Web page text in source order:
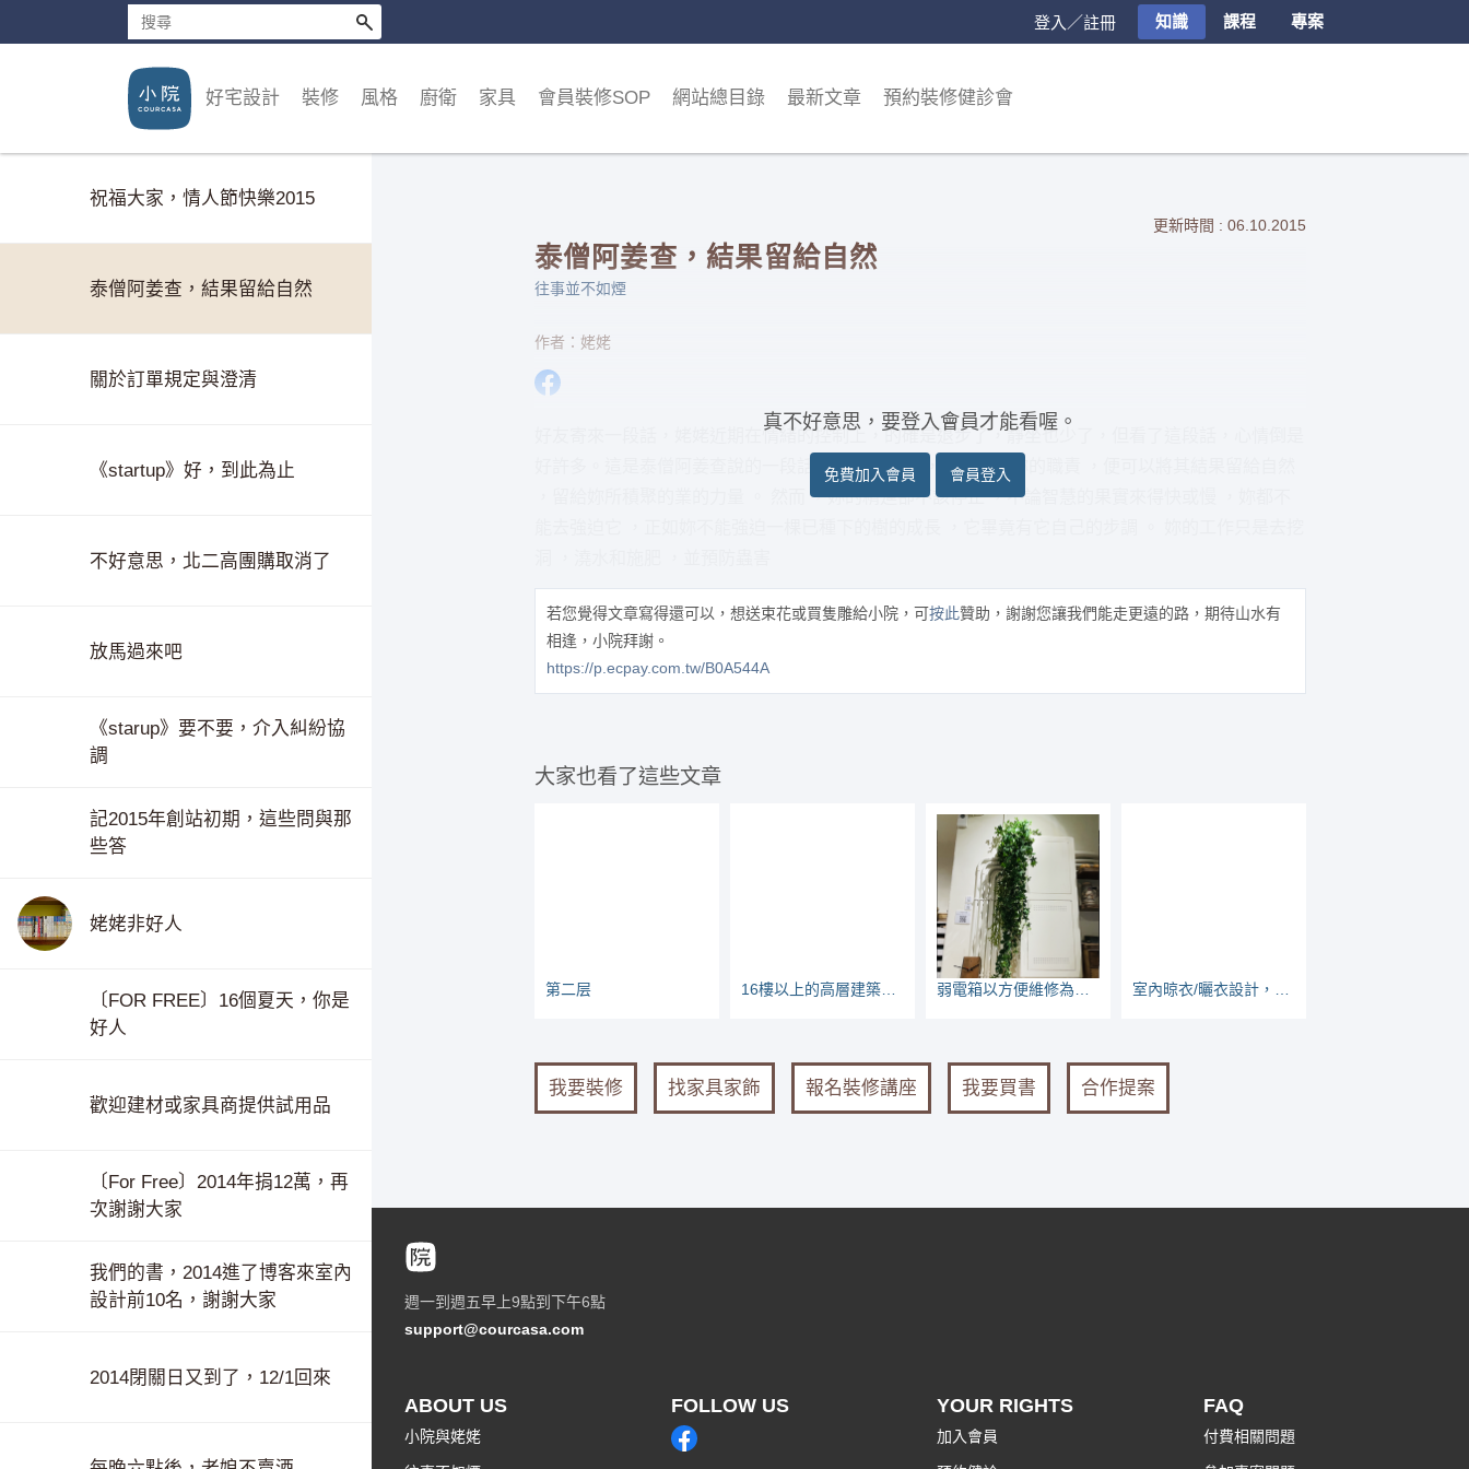
登入／註冊 知識 課程 專案
好宅設計 裝修 風格 廚衛 家具 會員裝修SOP 網站總目錄 最新文章 預約裝修健診會
當我站在一群人的對面時
祝福大家，情人節快樂2015
泰僧阿姜查，結果留給自然
關於訂單規定與澄清
《startup》好，到此為止
不好意思，北二高團購取消了
放馬過來吧
《starup》要不要，介入糾紛協
調
記2015年創站初期，這些問與那
些答
姥姥非好人
〔FOR FREE〕16個夏天，你是
好人
歡迎建材或家具商提供試用品
〔For Free〕2014年捐12萬，再
次謝謝大家
我們的書，2014進了博客來室內
設計前10名，謝謝大家
2014閉關日又到了，12/1回來
更新時間 : 06.10.2015
泰僧阿姜查，結果留給自然
往事並不如煙
作者：姥姥
好友寄來一段話，姥姥近期在情緒的控制上，的確是退步了，靜坐也少了，但看了這段話，心情倒是
好許多。這是泰僧阿姜查說的一段話： 佛陀教導說，只要盡完妳的職責 ，便可以將其結果留給自然
，留給妳所積聚的業的力量 。 然而 ，妳的精進卻不該停止 ，不論智慧的果實來得快或慢 ，妳都不
真不好意思，要登入會員才能看喔。
免費加入會員 會員登入
若您覺得文章寫得還可以，想送束花或買隻雕給小院，可按此贊助，謝謝您讓我們能走更遠的路，期待山水有
相逢，小院拜謝。
https://p.ecpay.com.tw/B0A544A
大家也看了這些文章
第二层 16樓以上的高層建築物，管材要不要用不燃管？
我要裝修 找家具家飾 報名裝修講座 我要買書 合作提案
週一到週五早上9點到下午6點
support@courcasa.com
ABOUT US
小院與姥姥
FOLLOW US YOUR RIGHTS
加入會員
FAQ
付費相關問題